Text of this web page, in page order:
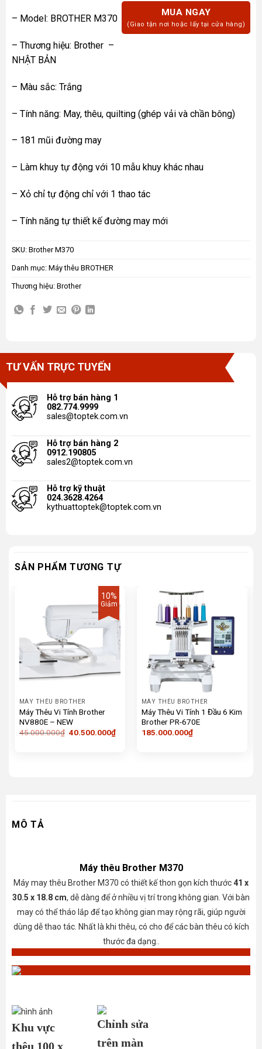
MUA NGAY
(Giao tận nơi hoặc lấy tại cửa hàng)
– Model: BROTHER M370
– Thương hiệu: Brother –
NHẬT BẢN
– Màu sắc: Trắng
– Tính năng: May, thêu, quilting (ghép vải và chần bông)
– 181 mũi đường may
– Làm khuy tự động với 10 mẫu khuy khác nhau
– Xỏ chỉ tự động chỉ với 1 thao tác
– Tính năng tự thiết kế đường may mới
SKU: Brother M370
Danh mục: Máy thêu BROTHER
Thương hiệu: Brother
TƯ VẤN TRỰC TUYẾN
Hỗ trợ bán hàng 1
082.774.9999
sales@toptek.com.vn
Hỗ trợ bán hàng 2
0912.190805
sales2@toptek.com.vn
Hỗ trợ kỹ thuật
024.3628.4264
kythuattoptek@toptek.com.vn
SẢN PHẨM TƯƠNG TỰ
10%
Giảm
MÁY THÊU BROTHER
Máy Thêu Vi Tính Brother
NV880E – NEW
45.000.000₫ Giá
40.500.000₫Giá
hiện
MÁY THÊU BROTHER
Máy Thêu Vi Tính 1 Đầu 6 Kim
Brother PR-670E
185.000.000₫
MÔ TẢ
Máy thêu Brother M370
Máy may thêu Brother M370 có thiết kế thon gọn kích thước41 x
30.5 x 18.8 cm, dễ dàng để ở nhiều vị trí trong không gian. Với bàn
may có thể tháo lắp để tạo không gian may rộng rãi, giúp người
dùng dễ thao tác. Nhất là khi thêu, có cho để các bàn thêu có kích
thước đa dạng.
Khu vực
thêu 100 x
Chỉnh sửa
trên màn